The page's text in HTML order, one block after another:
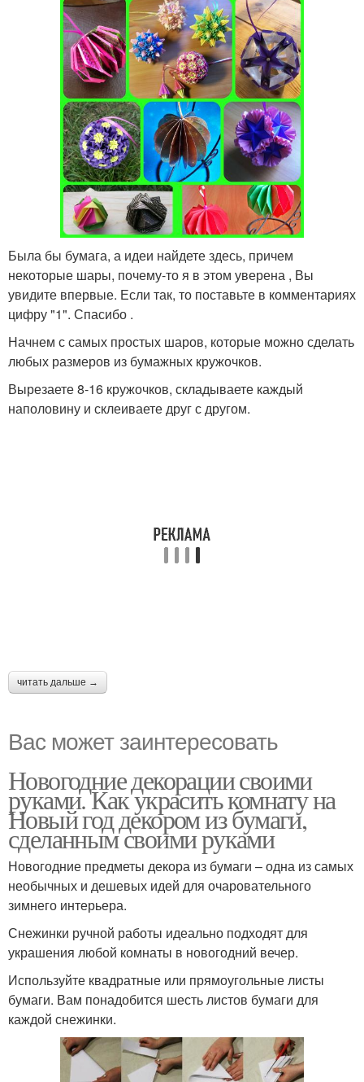
Была бы бумага, а идеи найдете здесь, причем
некоторые шары, почему-то я в этом уверена , Вы
увидите впервые. Если так, то поставьте в комментариях
цифру "1". Спасибо .
Начнем с самых простых шаров, которые можно сделать
любых размеров из бумажных кружочков.
Вырезаете 8-16 кружочков, складываете каждый
наполовину и склеиваете друг с другом.
читать дальше →
Вас может заинтересовать
Новогодние декорации своими
руками. Как украсить комнату на
Новый год декором из бумаги,
сделанным своими руками
Новогодние предметы декора из бумаги – одна из самых
необычных и дешевых идей для очаровательного
зимнего интерьера.
Снежинки ручной работы идеально подходят для
украшения любой комнаты в новогодний вечер.
Используйте квадратные или прямоугольные листы
бумаги. Вам понадобится шесть листов бумаги для
каждой снежинки.